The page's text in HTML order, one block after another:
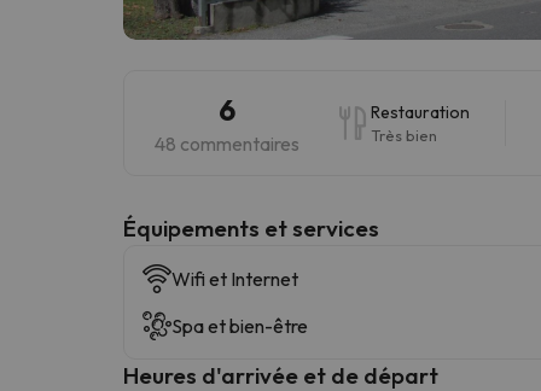
6
48 commentaires
Restauration
Très bien
​Équipements et services
Wifi et Internet
Spa et bien-être
Heures d'arrivée et de départ